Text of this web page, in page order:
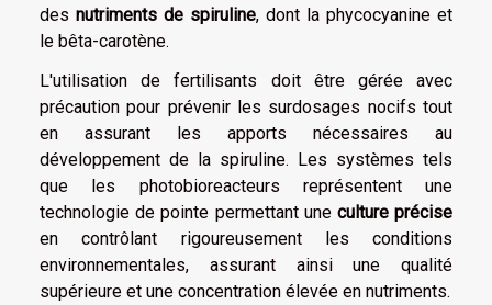
des nutriments de spiruline, dont la phycocyanine et
le bêta-carotène.
L'utilisation de fertilisants doit être gérée avec
précaution pour prévenir les surdosages nocifs tout
en assurant les apports nécessaires au
développement de la spiruline. Les systèmes tels
que les photobioreacteurs représentent une
technologie de pointe permettant une culture précise
en contrôlant rigoureusement les conditions
environnementales, assurant ainsi une qualité
supérieure et une concentration élevée en nutriments.